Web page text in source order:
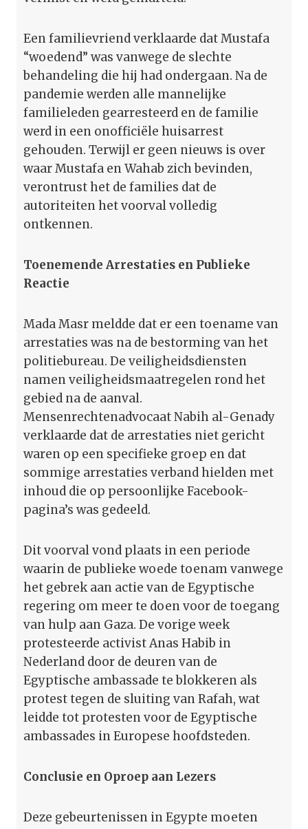
Een familievriend verklaarde dat Mustafa
“woedend” was vanwege de slechte
behandeling die hij had ondergaan. Na de
pandemie werden alle mannelijke
familieleden gearresteerd en de familie
werd in een onofficiële huisarrest
gehouden. Terwijl er geen nieuws is over
waar Mustafa en Wahab zich bevinden,
verontrust het de families dat de
autoriteiten het voorval volledig
ontkennen.
Toenemende Arrestaties en Publieke
Reactie
Mada Masr meldde dat er een toename van
arrestaties was na de bestorming van het
politiebureau. De veiligheidsdiensten
namen veiligheidsmaatregelen rond het
gebied na de aanval.
Mensenrechtenadvocaat Nabih al-Genady
verklaarde dat de arrestaties niet gericht
waren op een specifieke groep en dat
sommige arrestaties verband hielden met
inhoud die op persoonlijke Facebook-
pagina’s was gedeeld.
Dit voorval vond plaats in een periode
waarin de publieke woede toenam vanwege
het gebrek aan actie van de Egyptische
regering om meer te doen voor de toegang
van hulp aan Gaza. De vorige week
protesteerde activist Anas Habib in
Nederland door de deuren van de
Egyptische ambassade te blokkeren als
protest tegen de sluiting van Rafah, wat
leidde tot protesten voor de Egyptische
ambassades in Europese hoofdsteden.
Conclusie en Oproep aan Lezers
Deze gebeurtenissen in Egypte moeten